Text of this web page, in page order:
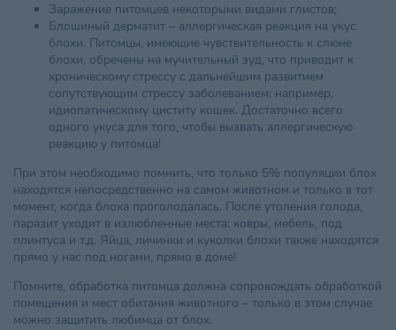
Заражение питомцев некоторыми видами глистов;
Блошиный дерматит – аллергическая реакция на укус
блохи. Питомцы, имеющие чувствительность к слюне
блохи, обречены на мучительный зуд, что приводит к
хроническому стрессу с дальнейшим развитием
сопутствующим стрессу заболеванием: например,
идиопатическому циститу кошек. Достаточно всего
одного укуса для того, чтобы вызвать аллергическую
реакцию у питомца!
При этом необходимо помнить, что только 5% популяции блох
находятся непосредственно на самом животном и только в тот
момент, когда блоха проголодалась. После утоления голода,
паразит уходит в излюбленные места: ковры, мебель, под
плинтуса и т.д. Яйца, личинки и куколки блохи также находятся
прямо у нас под ногами, прямо в доме!
Помните, обработка питомца должна сопровождать обработкой
помещения и мест обитания животного – только в этом случае
можно защитить любимца от блох.